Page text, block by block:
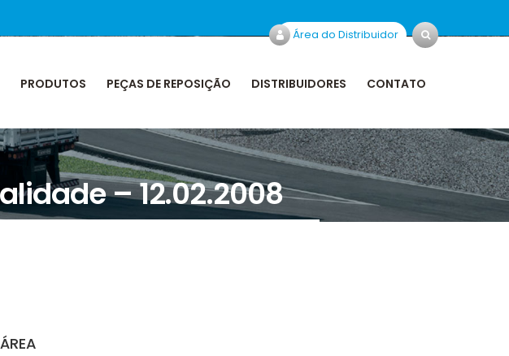
Área do Distribuidor
PRODUTOS PEÇAS DE REPOSIÇÃO DISTRIBUIDORES CONTATO
– 12.02.2008